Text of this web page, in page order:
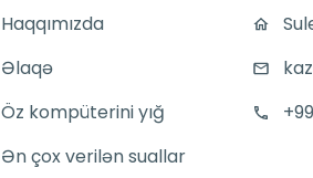
Haqqımızda
Əlaqə
Öz kompüterini yığ
Ən çox verilən suallar